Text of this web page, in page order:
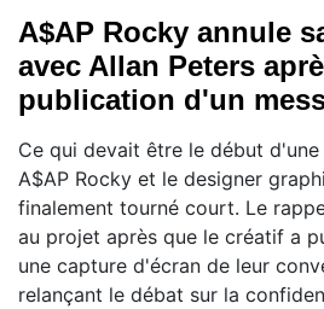
A$AP Rocky annule
avec Allan Peters
publication d'un
Ce qui devait être le début
A$AP Rocky et le designer
finalement tourné court. Le
au projet après que le créatif a
une capture d'écran de leur
relançant le débat sur la